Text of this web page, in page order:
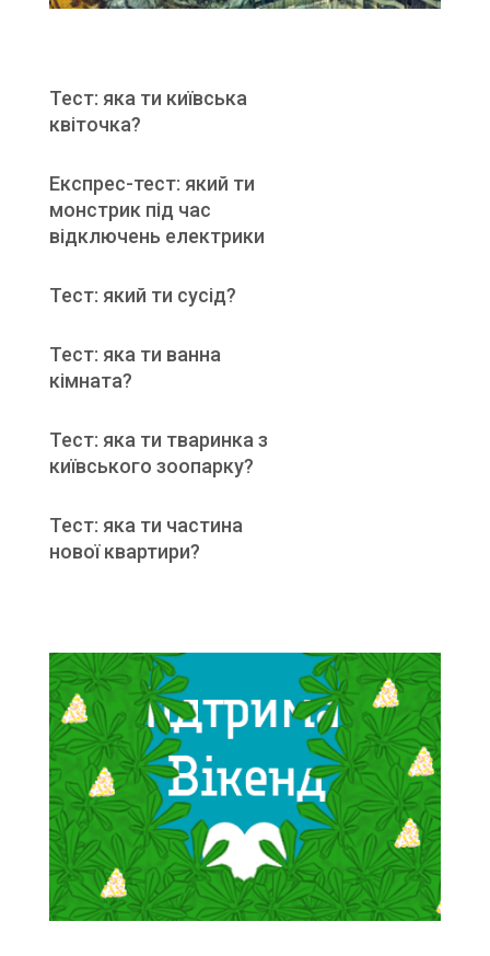
Тест: яка ти київська
квіточка?
Експрес-тест: який ти
монстрик під час
відключень електрики
Тест: який ти сусід?
Тест: яка ти ванна
кімната?
Тест: яка ти тваринка з
київського зоопарку?
Тест: яка ти частина
нової квартири?